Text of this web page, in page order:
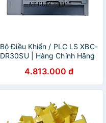
Bộ Điều Khiển / PLC LS XBC-
DR30SU | Hàng Chính Hãng
4.813.000 đ